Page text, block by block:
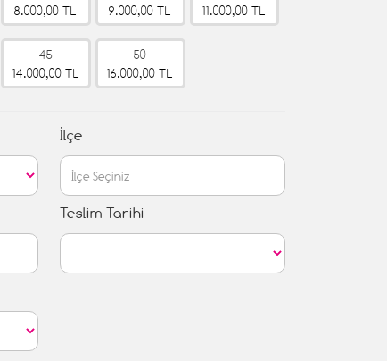
8.000,00 TL
9.000,00 TL
11.000,00 TL
45
14.000,00 TL
50
16.000,00 TL
İlçe
Teslim Tarihi